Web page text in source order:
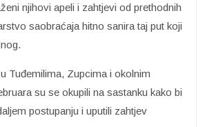
njihovi apeli i zahtjevi od prethodnih
saobraćaja hitno sanira taj put koji
Tuđemilima, Zupcima i okolnim
su se okupili na sastanku kako bi
postupanju i uputili zahtjev